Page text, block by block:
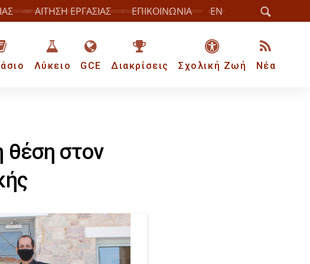
ΑΙΤΗΣΗ ΕΡΓΑΣΙΑΣ ΕΠΙΚΟΙΝΩΝΙΑ EN
Λύκειο GCE Διακρίσεις Σχολική Ζωή Νέα
θέση στον